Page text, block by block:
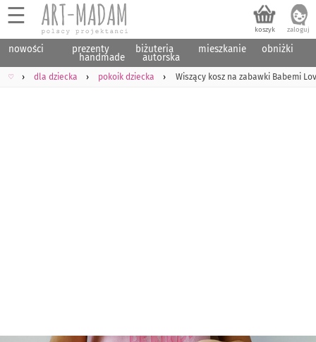
☰
nowości prezenty
handmade
biżuteria
autorska
mieszkanie obniżki
♡ dla dziecka pokoik dziecka Wiszący kosz na zabawki Babemi